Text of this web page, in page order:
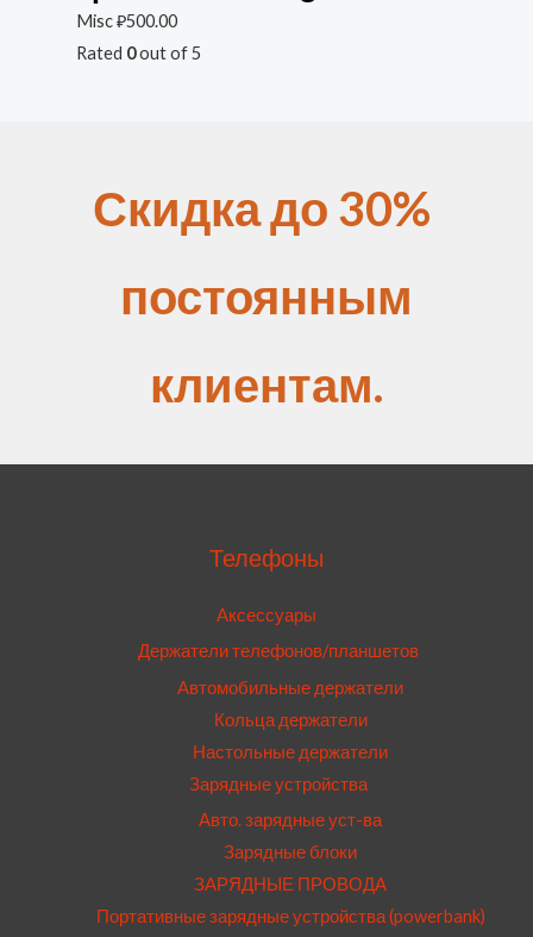
Misc₽500.00
Rated 0out of 5
Скидка до 30%
постоянным
клиентам.
Телефоны
Аксессуары
Держатели телефонов/планшетов
Автомобильные держатели
Кольца держатели
Настольные держатели
Зарядные устройства
Авто. зарядные уст-ва
Зарядные блоки
ЗАРЯДНЫЕ ПРОВОДА
Портативные зарядные устройства (powerbank)